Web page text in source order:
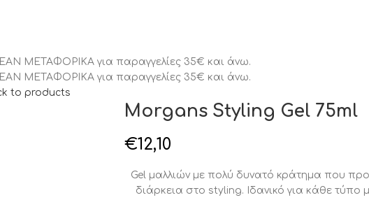
ΜΕΤΑΦΟΡΙΚΑ για παραγγελίες 35€ και άνω.
ΜΕΤΑΦΟΡΙΚΑ για παραγγελίες 35€ και άνω.
to products
Morgans Styling Gel 75ml
€12,10
Gel μαλλιών με πολύ δυνατό κράτημα που
διάρκεια στο styling. Ιδανικό για κάθε τύπο